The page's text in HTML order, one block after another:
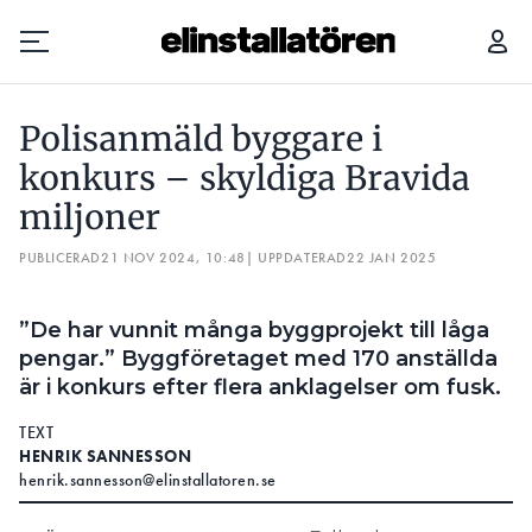
Prenumerera
Hantera prenumeration
Annonsera
Läs E-tidningen
Om tidningen
Kontakt
Polisanmäld byggare i
konkurs – skyldiga Bravida
miljoner
PUBLICERAD21 NOV 2024, 10:48 | UPPDATERAD22 JAN 2025
”De har vunnit många byggprojekt till låga
pengar.” Byggföretaget med 170 anställda
är i konkurs efter flera anklagelser om fusk.
TEXT
HENRIK SANNESSON
henrik.sannesson@elinstallatoren.se